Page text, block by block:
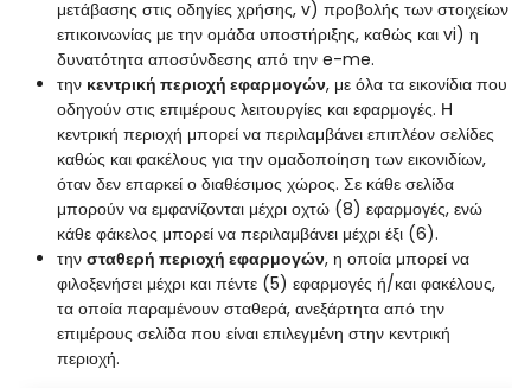
μετάβασης στις οδηγίες χρήσης, v) προβολής των στοιχείων
επικοινωνίας με την ομάδα υποστήριξης, καθώς και vi) η
δυνατότητα αποσύνδεσης από την e-me.
την κεντρική περιοχή εφαρμογών, με όλα τα εικονίδια που
οδηγούν στις επιμέρους λειτουργίες και εφαρμογές. Η
κεντρική περιοχή μπορεί να περιλαμβάνει επιπλέον σελίδες
καθώς και φακέλους για την ομαδοποίηση των εικονιδίων,
όταν δεν επαρκεί ο διαθέσιμος χώρος. Σε κάθε σελίδα
μπορούν να εμφανίζονται μέχρι οχτώ (8) εφαρμογές, ενώ
κάθε φάκελος μπορεί να περιλαμβάνει μέχρι έξι (6).
την σταθερή περιοχή εφαρμογών, η οποία μπορεί να
φιλοξενήσει μέχρι και πέντε (5) εφαρμογές ή/και φακέλους,
τα οποία παραμένουν σταθερά, ανεξάρτητα από την
επιμέρους σελίδα που είναι επιλεγμένη στην κεντρική
περιοχή.